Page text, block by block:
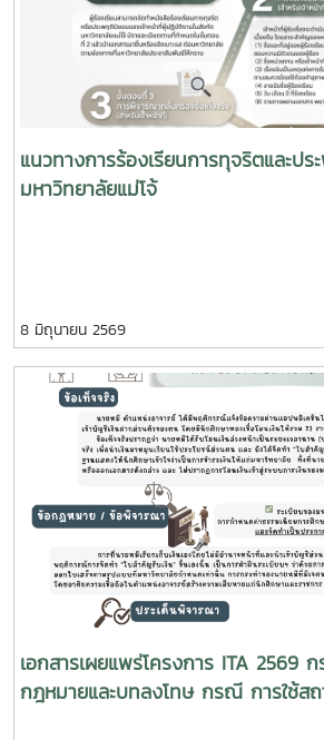
แนวทางการร้องเรียนการทุจริตและป
มหาวิทยาลัยแม่โจ้
8 มิถุนายน 2569
เอกสารเผยแพร่โครงการ ITA 2569
กฎหมายและบทลงโทษ กรณี การใช้สถ